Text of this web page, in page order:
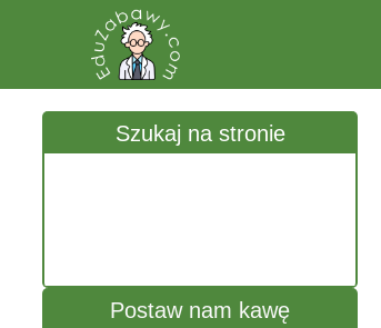
Szukaj na stronie
Postaw nam kawę